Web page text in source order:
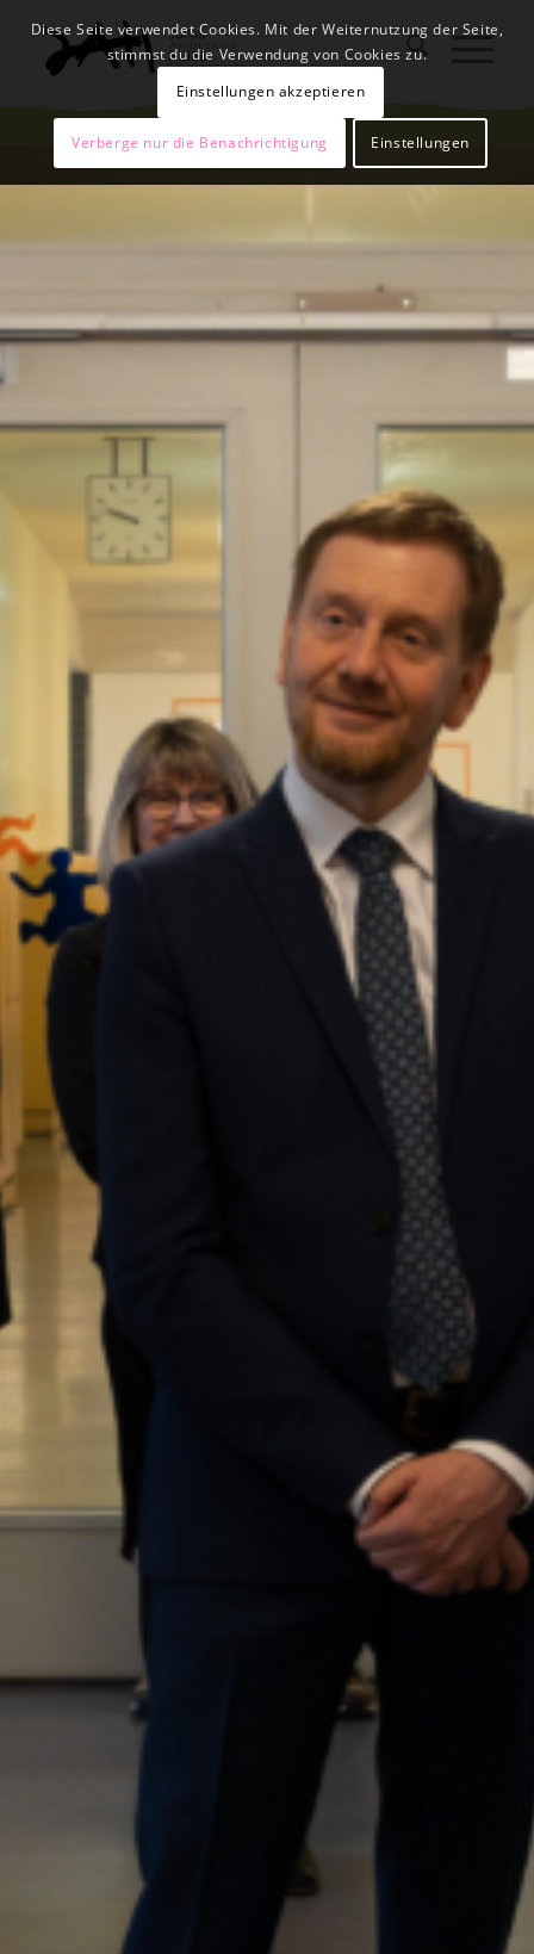
Diese Seite verwendet Cookies. Mit der Weiternutzung der Seite,
stimmst du die Verwendung von Cookies zu.
Einstellungen akzeptieren
Verberge nur die Benachrichtigung Einstellungen